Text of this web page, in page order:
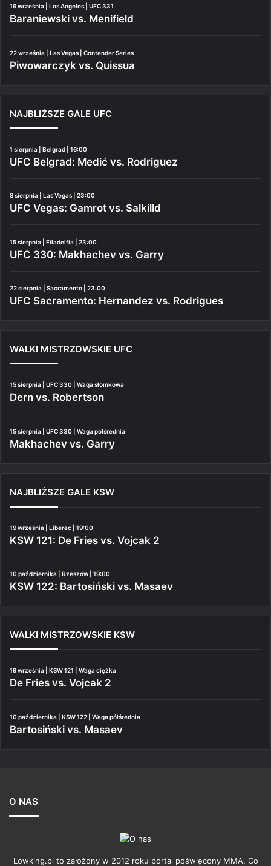
19 września | Los Angeles | UFC 331
Baraniewski vs. Menifield
22 września | Las Vegas | Contender Series
Piwowarczyk vs. Quissua
NAJBLIŻSZE GALE UFC
1 sierpnia | Belgrad | 16:00
UFC Belgrad: Medić vs. Rodriguez
8 sierpnia | Las Vegas | 23:00
UFC Vegas: Gamrot vs. Salkilld
15 sierpnia | Filadelfia | 23:00
UFC 330: Makhachev vs. Garry
22 sierpnia | Sacramento | 23:00
UFC Sacramento: Hernandez vs. Rodrigues
WALKI MISTRZOWSKIE UFC
15 sierpnia | UFC 330 | Waga słomkowa
Dern vs. Robertson
15 sierpnia | UFC 330 | Waga półśrednia
Makhachev vs. Garry
NAJBLIŻSZE GALE KSW
19 września | Liberec | 19:00
KSW 121: De Fries vs. Vojcak 2
10 października | Rzeszów | 19:00
KSW 122: Bartosiński vs. Masaev
WALKI MISTRZOWSKIE KSW
19 września | KSW 121 | Waga ciężka
De Fries vs. Vojcak 2
10 października | KSW 122 | Waga półśrednia
Bartosiński vs. Masaev
O NAS
Lowking.pl to założony w 2012 roku portal poświęcony MMA. Co